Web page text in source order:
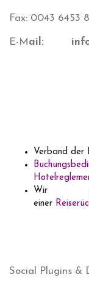
Fax: 0043 6453
E-M ail:
Verband der
Wir
einer
Social Plugins &